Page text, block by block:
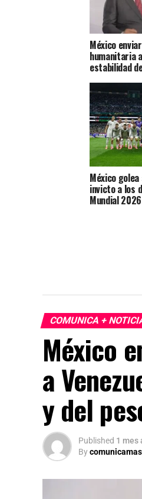
México
humanitaria
estabilidad
México golea
invicto a los
Mundial 2026
COMUNICA +
México
a
y del
Published 1 mes
By